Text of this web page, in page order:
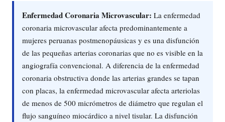
Enfermedad Coronaria Microvascular: La enfermedad
coronaria microvascular afecta predominantemente a
mujeres peruanas postmenopáusicas y es una disfunción
de las pequeñas arterias coronarias que no es visible en la
angiografía convencional. A diferencia de la enfermedad
coronaria obstructiva donde las arterias grandes se tapan
con placas, la enfermedad microvascular afecta arteriolas
de menos de 500 micrómetros de diámetro que regulan el
flujo sanguíneo miocárdico a nivel tisular. La disfunción